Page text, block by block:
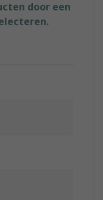
door een